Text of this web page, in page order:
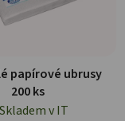
papírové ubrusy
200 ks
Skladem v IT